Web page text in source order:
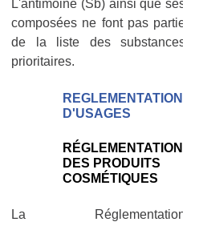
L'antimoine (Sb) ainsi que ses
composées ne font pas partie
de la liste des substances
prioritaires.
REGLEMENTATION
D'USAGES
RÉGLEMENTATION
DES PRODUITS
COSMÉTIQUES
La Réglementation